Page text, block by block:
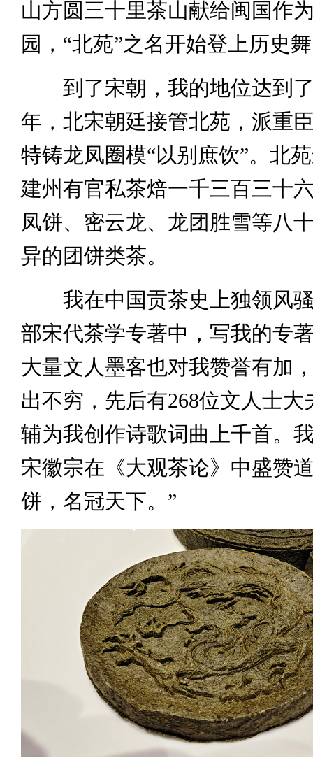
山方圆三十里茶山献给闽国作
园，“北苑”之名开始登上历史
到了宋朝，我的地位达到了
年，北宋朝廷接管北苑，派重
特铸龙凤圈模“以别庶饮”。北
建州有官私茶焙一千三百三十
凤饼、密云龙、龙团胜雪等八
异的团饼类茶。
我在中国贡茶史上独领风骚
部宋代茶学专著中，写我的专
大量文人墨客也对我赞誉有加
出不穷，先后有268位文人士大
辅为我创作诗歌词曲上千首。
宋徽宗在《大观茶论》中盛赞
饼，名冠天下。”